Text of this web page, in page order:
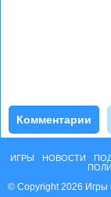
Комментарии
ИГРЫ НОВОСТИ
© Copyright 2026 Игры